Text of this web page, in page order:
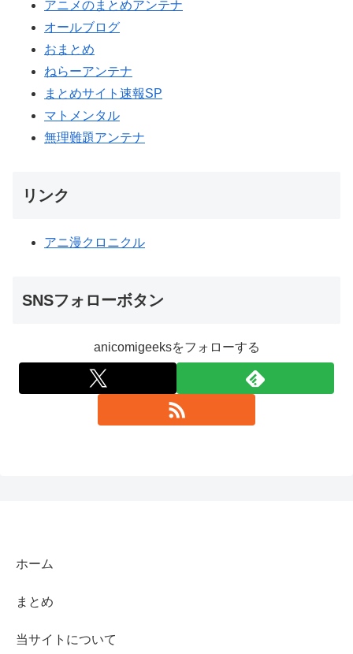
アニメのまとめアンテナ
オールブログ
おまとめ
ねらーアンテナ
まとめサイト速報SP
マトメンタル
無理難題アンテナ
リンク
アニ漫クロニクル
SNSフォローボタン
anicomigeeksをフォローする
ホーム
まとめ
当サイトについて